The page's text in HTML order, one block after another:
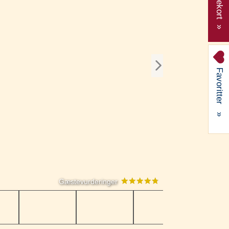
Favoritter
»
Gæstevurderinger